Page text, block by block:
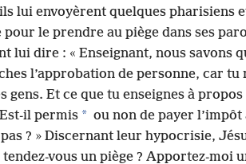
lui envoyèrent quelques pharisiens
pour le prendre au piège dans ses
lui dire : « Enseignant, nous savons
l’approbation de personne, car tu
gens. Et ce que tu enseignes à
il permis * ou non de payer l’impôt
? » Discernant leur hypocrisie,
vous un piège ? Apportez-moi